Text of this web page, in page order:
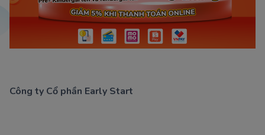
Công ty Cổ phần Early Start